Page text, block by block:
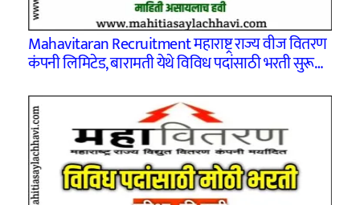
Mahavitaran Recruitment महाराष्ट्र राज्य वीज वितरण
कंपनी लिमिटेड, बारामती येथे विविध पदांसाठी भरती सुरू…